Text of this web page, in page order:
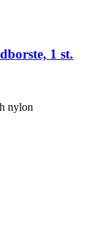
1 st.
nylon